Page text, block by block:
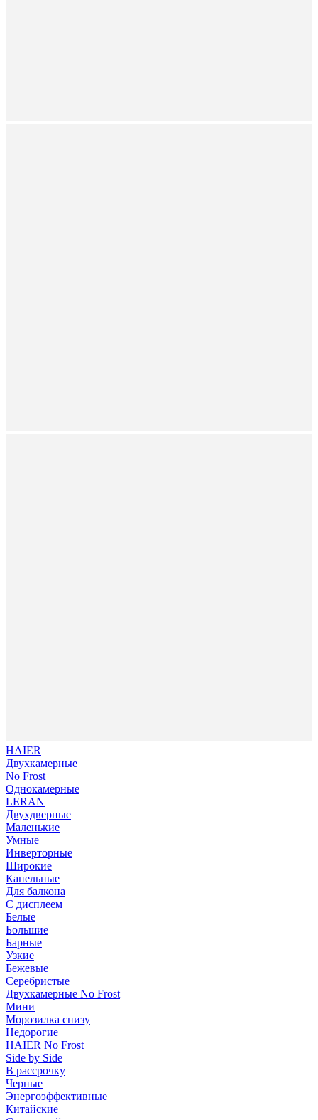
HAIER
Двухкамерные
No Frost
Однокамерные
LERAN
Двухдверные
Маленькие
Умные
Инверторные
Широкие
Капельные
Для балкона
С дисплеем
Белые
Большие
Барные
Узкие
Бежевые
Серебристые
Двухкамерные No Frost
Мини
Морозилка снизу
Недорогие
HAIER No Frost
Side by Side
В рассрочку
Черные
Энергоэффективные
Китайские